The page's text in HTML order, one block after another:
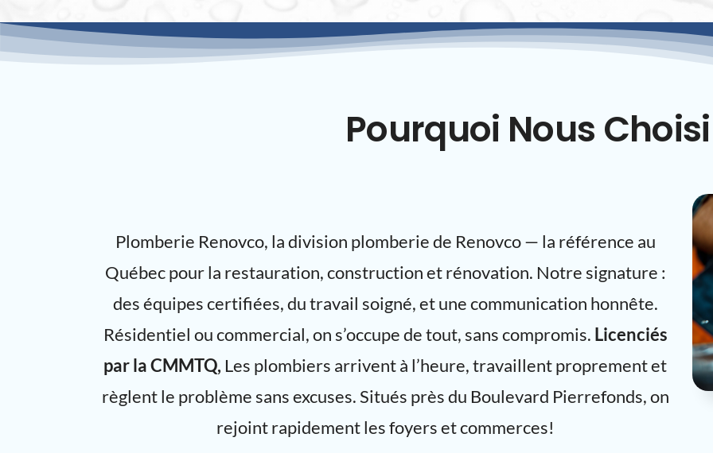
Pourquoi Nous
Plomberie Renovco, la division plomberie de Renovco — la référence au
Québec pour la restauration, construction et rénovation. Notre signature :
des équipes certifiées, du travail soigné, et une communication honnête.
Résidentiel ou commercial, on s’occupe de tout, sans compromis. Licenciés
par la CMMTQ, Les plombiers arrivent à l’heure, travaillent proprement et
règlent le problème sans excuses. Situés près du Boulevard Pierrefonds, on
rejoint rapidement les foyers et commerces!